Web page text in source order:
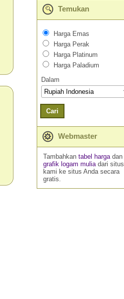
Temukan
Harga Emas
Harga Perak
Harga Platinum
Harga Paladium
Dalam
Cari
Webmaster
Tambahkan tabel hargadan
grafik logam muliadari situs
kami ke situs Anda secara
gratis.